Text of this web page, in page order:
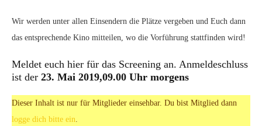
Wir werden unter allen Einsendern die Plätze vergeben und Euch dann
das entsprechende Kino mitteilen, wo die Vorführung stattfinden wird!
Meldet euch hier für das Screening an. Anmeldeschluss
ist der 23. Mai 2019,09.00 Uhr morgens
Dieser Inhalt ist nur für Mitglieder einsehbar. Du bist Mitglied dann
logge dich bitte ein.